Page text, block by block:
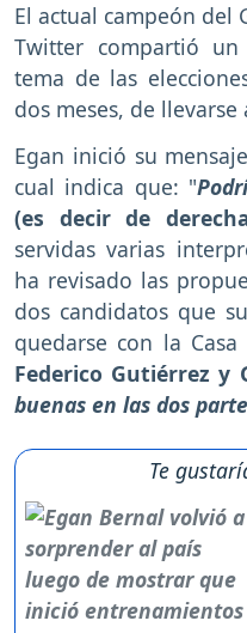
El actual campeón del
Twitter compartió
tema de las
dos meses, de llevarse
Egan inició su
cual indica que: "
(es decir de
servidas varias
ha revisado las
dos candidatos que
quedarse con la
Federico Gutiérrez y
buenas en las dos
Te